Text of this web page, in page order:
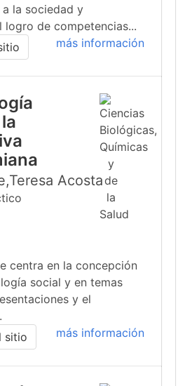
la sociedad y
logro de competencias...
más información
Acosta
centra en la concepción
social y en temas
y el
más información
sitio